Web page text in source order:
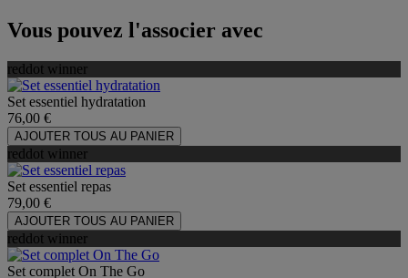
Vous pouvez l'associer avec
reddot winner
Set essentiel hydratation
76,00 €
AJOUTER TOUS AU PANIER
reddot winner
Set essentiel repas
79,00 €
AJOUTER TOUS AU PANIER
reddot winner
Set complet On The Go